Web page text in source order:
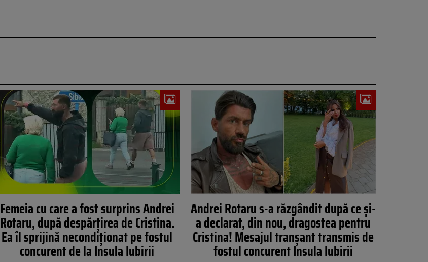
Femeia cu care a fost surprins Andrei
Rotaru, după despărțirea de Cristina.
Ea îl sprijină necondiționat pe fostul
concurent de la Insula Iubirii
Andrei Rotaru s-a răzgândit după ce și-
a declarat, din nou, dragostea pentru
Cristina! Mesajul tranșant transmis de
fostul concurent Insula Iubirii